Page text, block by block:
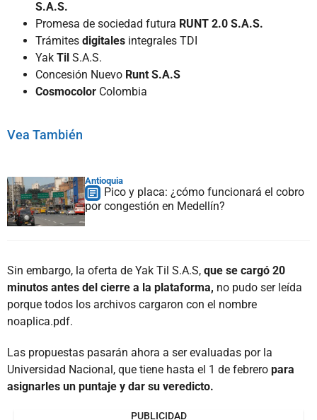
S.A.S.
Promesa de sociedad futura RUNT 2.0 S.A.S.
Trámites digitales integrales TDI
Yak Til S.A.S.
Concesión Nuevo Runt S.A.S
Cosmocolor Colombia
Vea También
Antioquia
Pico y placa: ¿cómo funcionará el cobro
por congestión en Medellín?
Sin embargo, la oferta de Yak Til S.A.S, que se cargó 20
minutos antes del cierre a la plataforma, no pudo ser leída
porque todos los archivos cargaron con el nombre
noaplica.pdf.
Las propuestas pasarán ahora a ser evaluadas por la
Universidad Nacional, que tiene hasta el 1 de febrero para
asignarles un puntaje y dar su veredicto.
PUBLICIDAD